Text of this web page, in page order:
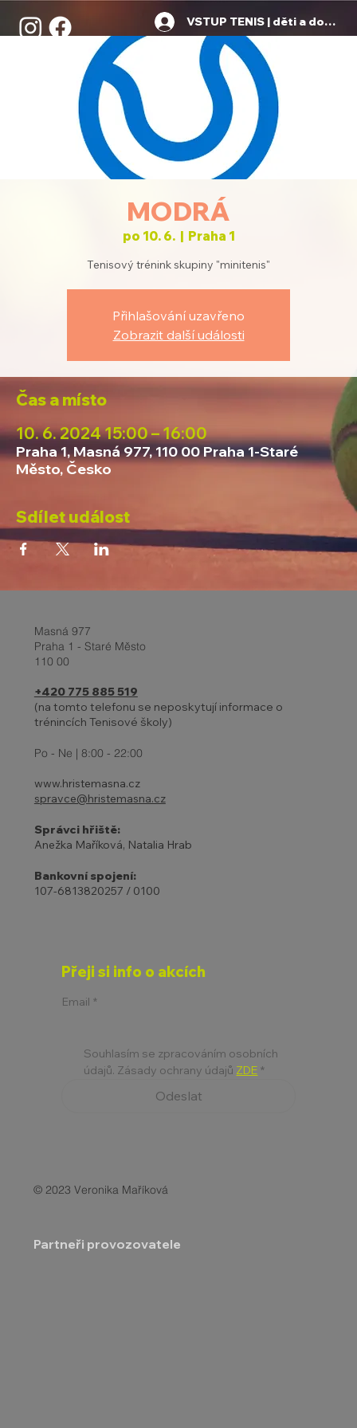
VSTUP TENIS | děti a dospělí
MODRÁ
po 10. 6.
  |
Praha 1
Tenisový trénink skupiny "minitenis"
Přihlašování uzavřeno
Zobrazit další události
Čas a místo
10. 6. 2024 15:00 – 16:00
Praha 1, Masná 977, 110 00 Praha 1-Staré
Město, Česko
Sdílet událost
Masná 977
Praha 1 - Staré Město
110 00
+420 775 885 519
(na tomto telefonu se neposkytují informace o
trénincích Tenisové školy)
Po - Ne | 8:00 - 22:00
www.hristemasna.cz
spravce@hristemasna.cz
Správci hřiště:
Anežka Maříková, Natalia Hrab
Bankovní spojení:
107-6813820257 / 0100
Přeji si info o akcích
Email *
Souhlasím se zpracováním osobních
údajů. Zásady ochrany údajů ZDE *
Odeslat
© 2023 Veronika Maříková
Partneři provozovatele